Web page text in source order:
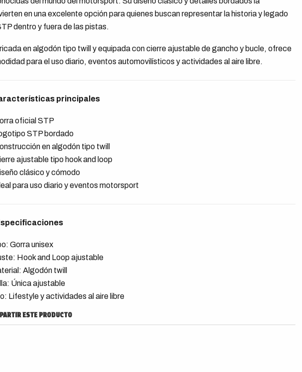
en una excelente opción para quienes buscan representar la historia y legado
dentro y fuera de las pistas.
en algodón tipo twill y equipada con cierre ajustable de gancho y bucle, ofrece
para el uso diario, eventos automovilísticos y actividades al aire libre.
principales
oficial STP
STP bordado
en algodón tipo twill
ajustable tipo hook and loop
clásico y cómodo
para uso diario y eventos motorsport
Gorra unisex
Hook and Loop ajustable
Algodón twill
Única ajustable
Lifestyle y actividades al aire libre
ESTE PRODUCTO